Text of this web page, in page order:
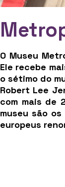
O Museu
Ele recebe
o sétimo do
Robert Lee
com mais de
museu são
europeus